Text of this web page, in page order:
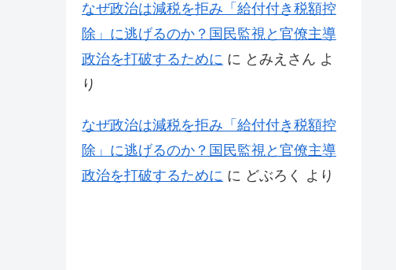
なぜ政治は減税を拒み「給付付き税額控
除」に逃げるのか？国民監視と官僚主導
政治を打破するために に とみえさん よ
り
なぜ政治は減税を拒み「給付付き税額控
除」に逃げるのか？国民監視と官僚主導
政治を打破するために に どぶろく より